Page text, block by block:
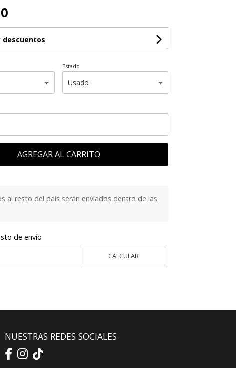
descuentos
Estado
AGREGAR AL CARRITO
al resto del país serán enviados dentro de las
de envío
CALCULAR
NUESTRAS REDES SOCIALES